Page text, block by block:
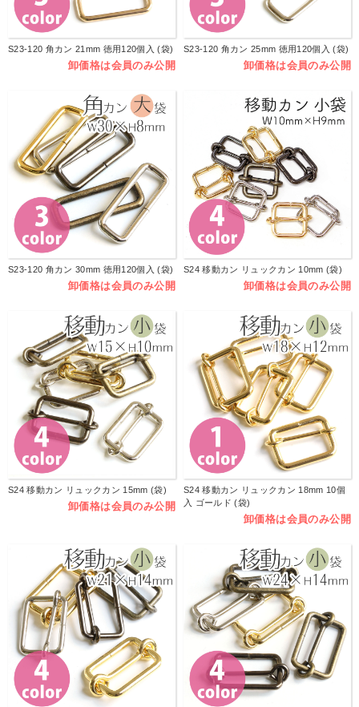
S23-120 角カン 21mm 徳用120個入 (袋)
卸価格は会員のみ公開
S23-120 角カン 25mm 徳用120個入 (袋)
卸価格は会員のみ公開
S23-120 角カン 30mm 徳用120個入 (袋)
卸価格は会員のみ公開
S24 移動カン リュックカン 10mm (袋)
卸価格は会員のみ公開
S24 移動カン リュックカン 15mm (袋)
卸価格は会員のみ公開
S24 移動カン リュックカン 18mm 10個
入 ゴールド (袋)
卸価格は会員のみ公開